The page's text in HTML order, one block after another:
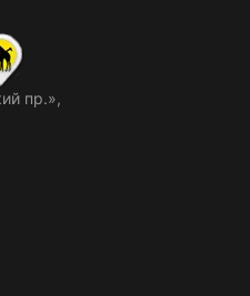
пр.»,